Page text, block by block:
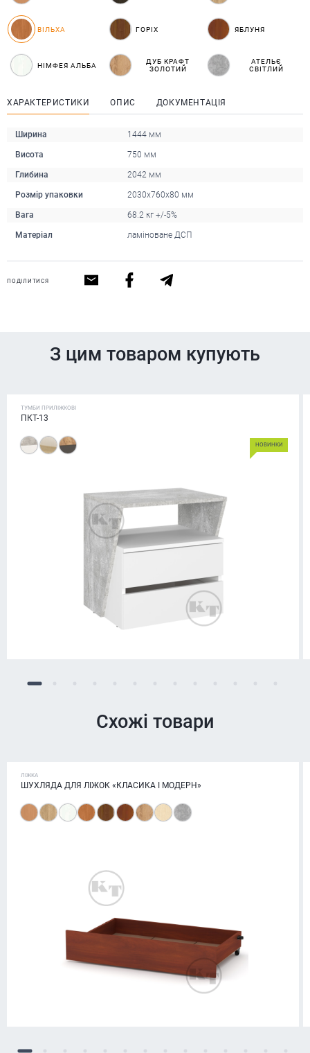
ВІЛЬХА ГОРІХ ЯБЛУНЯ
НІМФЕЯ АЛЬБА
ДУБ КРАФТ
ЗОЛОТИЙ
АТЕЛЬЄ
СВІТЛИЙ
ХАРАКТЕРИСТИКИ ОПИС ДОКУМЕНТАЦІЯ
Ширина 1444 мм
Висота 750 мм
Глибина 2042 мм
Розмір упаковки 2030x760x80 мм
Вага 68.2 кг +/-5%
Матеріал ламіноване ДСП
ПОДІЛИТИСЯ
З цим товаром купують
ТУМБИ ПРИЛІЖКОВІ
ПКТ-13
НОВИНКИ
Схожі товари
ЛІЖКА
ШУХЛЯДА ДЛЯ ЛІЖОК «КЛАСИКА І МОДЕРН»